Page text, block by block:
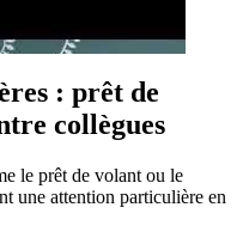
: prêt de
collègues
le prêt de volant ou le
une attention particulière en